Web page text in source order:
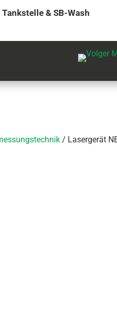
Tankstelle & SB-Wash
/ Lasergerät